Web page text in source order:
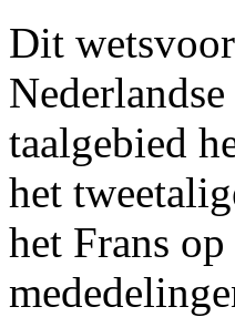
Dit
taalgebied
het
het Frans